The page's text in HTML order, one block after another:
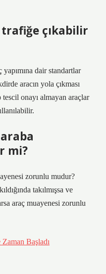
trafiğe çıkabilir
dair standartlar
aracın yola çıkması
onayı almayan araçlar
mi?
zorunlu mudur?
takılmışsa ve
araç muayenesi zorunlu
Başladı